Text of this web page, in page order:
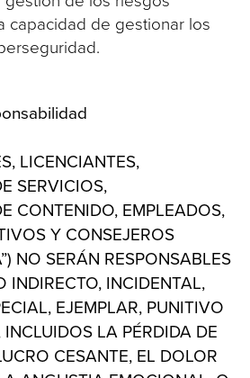
capacidad de gestionar los
LICENCIANTES,
SERVICIOS,
CONTENIDO, EMPLEADOS,
Y CONSEJEROS
NO SERÁN RESPONSABLES
INDIRECTO, INCIDENTAL,
EJEMPLAR, PUNITIVO
LA PÉRDIDA DE
CESANTE, EL DOLOR